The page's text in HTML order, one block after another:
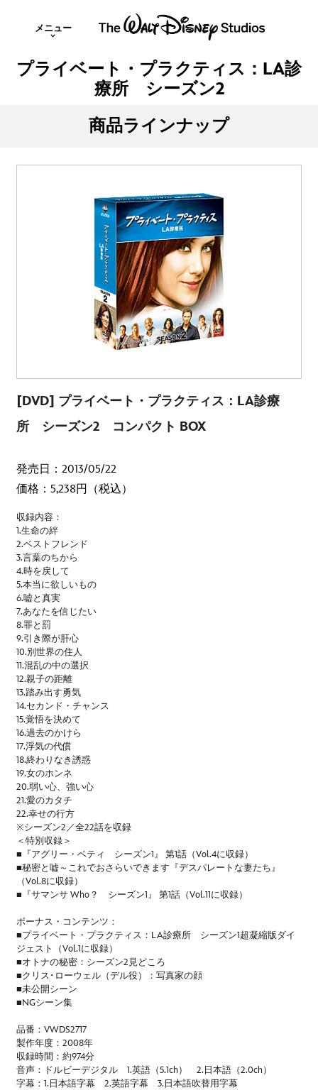
メニュー
プライベート・プラクティス：LA診
療所 シーズン2
商品ラインナップ
[DVD] プライベート・プラクティス：LA診療
所 シーズン2 コンパクト BOX
発売日：2013/05/22
価格：5,238円（税込）
収録内容：
1.生命の絆
2.ベストフレンド
3.言葉のちから
4.時を戻して
5.本当に欲しいもの
6.嘘と真実
7.あなたを信じたい
8.罪と罰
9.引き際が肝心
10.別世界の住人
11.混乱の中の選択
12.親子の距離
13.踏み出す勇気
14.セカンド・チャンス
15.覚悟を決めて
16.過去のかけら
17.浮気の代償
18.終わりなき誘惑
19.女のホンネ
20.弱い心、強い心
21.愛のカタチ
22.幸せの行方
※シーズン2／全22話を収録
＜特別収録＞
■『アグリー・ベティ シーズン1』 第1話（Vol.4に収録）
■秘密と嘘～これでおさらいできます『デスパレートな妻たち』
（Vol.8に収録）
■『サマンサ Who？ シーズン1』 第1話（Vol.11に収録）
ボーナス・コンテンツ：
■プライベート・プラクティス：LA診療所 シーズン1超凝縮版ダイ
ジェスト（Vol.1に収録）
■オトナの秘密：シーズン2見どころ
■クリス･ローウェル（デル役）：写真家の顔
■未公開シーン
■NGシーン集
品番：VWDS2717
製作年度：2008年
収録時間：約974分
音声：ドルビーデジタル 1.英語（5.1ch） 2.日本語（2.0ch）
字幕：1.日本語字幕 2.英語字幕 3.日本語吹替用字幕